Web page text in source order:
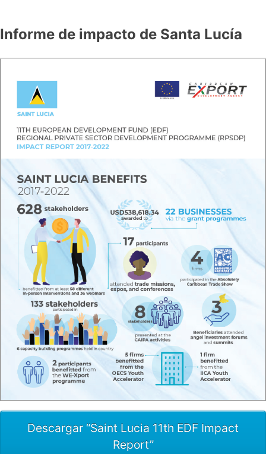
Informe de impacto de Santa Lucía
Descargar “Saint Lucia 11th EDF Impact
Report”